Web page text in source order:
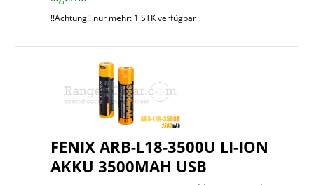
!!Achtung!! nur mehr: 1 STK verfügbar
FENIX ARB-L18-3500U LI-ION
AKKU 3500MAH USB